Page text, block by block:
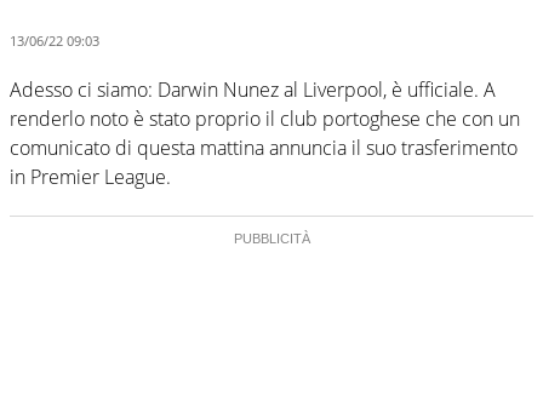
13/06/22 09:03
Adesso ci siamo: Darwin Nunez al Liverpool, è ufficiale. A
renderlo noto è stato proprio il club portoghese che con un
comunicato di questa mattina annuncia il suo trasferimento
in Premier League.